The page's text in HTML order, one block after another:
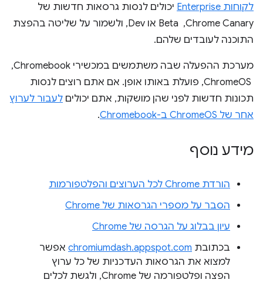
לקוחות Enterprise
יכולים לנסות גרסאות חדשות של
Chrome Canary, ‏ Beta או Dev, ולשמור על שליטה בהפצת
התוכנה לעובדים שלהם.
מערכת ההפעלה שבה משתמשים במכשירי Chromebook,
‏ ChromeOS, פועלת באותו אופן. אם אתם רוצים לנסות
תכונות חדשות לפני שהן מושקות, אתם יכולים לעבור לערוץ
אחר של ChromeOS ב-Chromebook
.
מידע נוסף
הורדת Chrome לכל הערוצים והפלטפורמות
הסבר על מספרי הגרסאות של Chrome
עיון בבלוג על הגרסה של Chrome
בכתובת chromiumdash.appspot.com אפשר
למצוא את הגרסאות העדכניות של כל ערוץ
הפצה ופלטפורמה של Chrome, ולגשת לכלים